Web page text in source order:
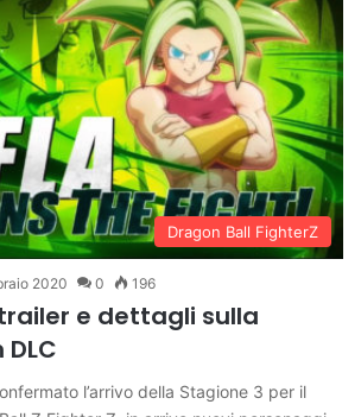
Dragon Ball FighterZ
2020 0 196
e dettagli sulla
l’arrivo della Stagione 3 per il